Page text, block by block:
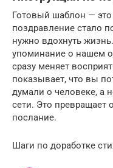
Готовый шаблон —
поздравление стало
нужно вдохнуть
упоминание о нашем
сразу меняет
показывает, что вы
думали о человеке, а
сети. Это
послание.
Шаги по доработке